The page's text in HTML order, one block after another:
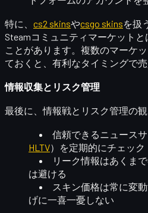
特に、 cs2 skinsやcsgo skinsを扱
Steamコミュニティマーケット
ことがあります。複数のマーケ
ておくと、有利なタイミングで
情報収集とリスク管理
最後に、情報戦とリスク管理の観
信頼できるニュース
HLTV）を定期的にチェック
リーク情報はあくま
は避ける
スキン価格は常に変動
げに一喜一憂しない